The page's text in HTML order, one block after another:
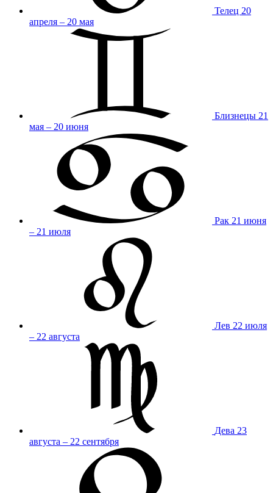
Телец 20
апреля – 20 мая
Близнецы 21
мая – 20 июня
Рак 21 июня
– 21 июля
Лев 22 июля
– 22 августа
Дева 23
августа – 22 сентября